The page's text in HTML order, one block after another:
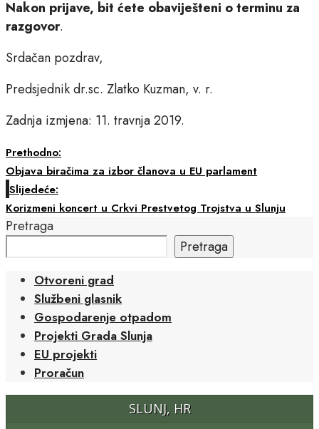
Nakon prijave, bit ćete obaviješteni o terminu za
razgovor.
Srdačan pozdrav,
Predsjednik dr.sc. Zlatko Kuzman, v. r.
Zadnja izmjena: 11. travnja 2019.
Prethodno:
Objava biračima za izbor članova u EU parlament
Slijedeće:
Korizmeni koncert u Crkvi Prestvetog Trojstva u Slunju
Pretraga
Pretraga
Otvoreni grad
Službeni glasnik
Gospodarenje otpadom
Projekti Grada Slunja
EU projekti
Proračun
SLUNJ, HR